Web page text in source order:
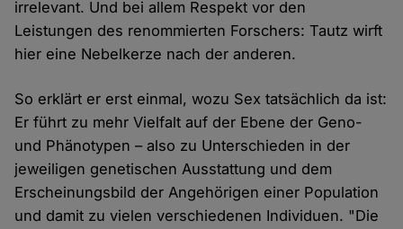
irrelevant. Und bei allem Respekt vor den
Leistungen des renommierten Forschers: Tautz wirft
hier eine Nebelkerze nach der anderen.
So erklärt er erst einmal, wozu Sex tatsächlich da ist:
Er führt zu mehr Vielfalt auf der Ebene der Geno-
und Phänotypen – also zu Unterschieden in der
jeweiligen genetischen Ausstattung und dem
Erscheinungsbild der Angehörigen einer Population
und damit zu vielen verschiedenen Individuen. "Die